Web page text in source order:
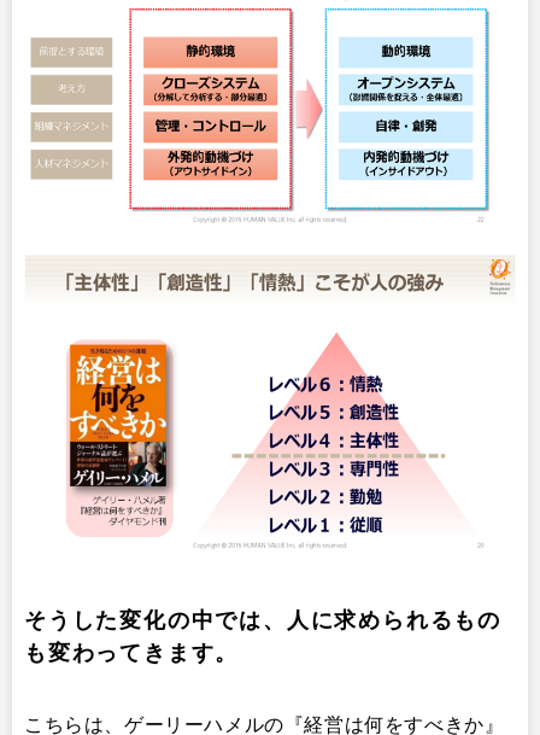
そうした変化の中では、人に求められるもの
も変わってきます。
こちらは、ゲーリーハメルの『経営は何をすべきか』